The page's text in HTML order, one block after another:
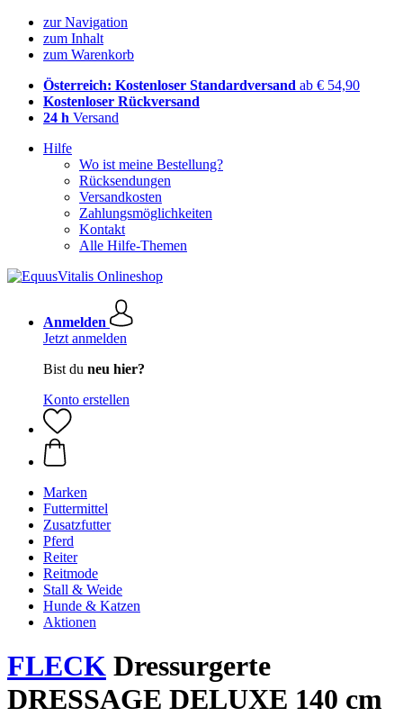
zur Navigation
zum Inhalt
zum Warenkorb
Österreich: Kostenloser Standardversand ab € 54,90
Kostenloser Rückversand
24 h Versand
Hilfe
Wo ist meine Bestellung?
Rücksendungen
Versandkosten
Zahlungsmöglichkeiten
Kontakt
Alle Hilfe-Themen
Anmelden
Jetzt anmelden
Bist du neu hier?
Konto erstellen
Marken
Futtermittel
Zusatzfutter
Pferd
Reiter
Reitmode
Stall & Weide
Hunde & Katzen
Aktionen
FLECK Dressurgerte
DRESSAGE DELUXE 140 cm